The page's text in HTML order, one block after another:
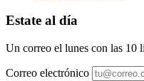
Estate al día
Un correo el lunes con las 10
Correo electrónico